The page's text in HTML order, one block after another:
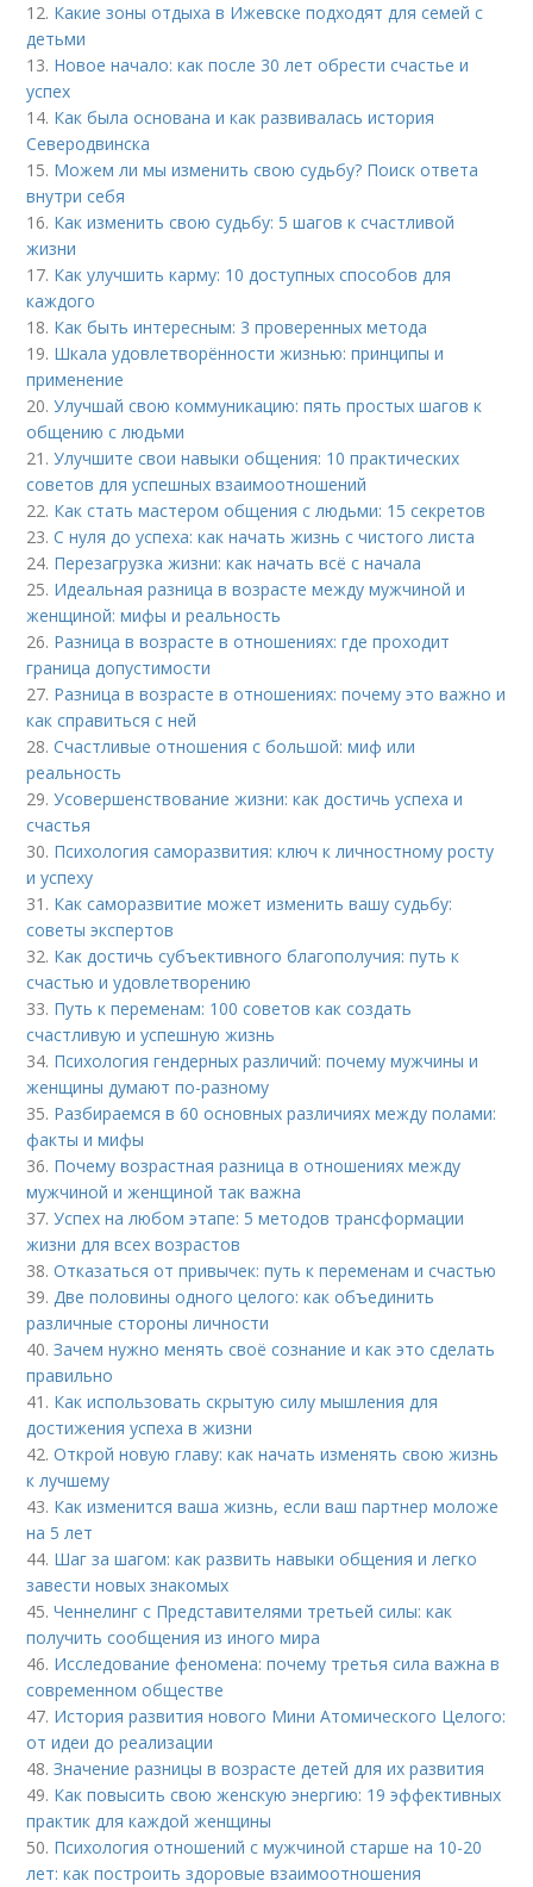
12. Какие зоны отдыха в Ижевске подходят для семей с
детьми
13. Новое начало: как после 30 лет обрести счастье и
успех
14. Как была основана и как развивалась история
Северодвинска
15. Можем ли мы изменить свою судьбу? Поиск ответа
внутри себя
16. Как изменить свою судьбу: 5 шагов к счастливой
жизни
17. Как улучшить карму: 10 доступных способов для
каждого
18. Как быть интересным: 3 проверенных метода
19. Шкала удовлетворённости жизнью: принципы и
применение
20.Улучшай свою коммуникацию: пять простых шагов к
общению с людьми
21.Улучшите свои навыки общения: 10 практических
советов для успешных взаимоотношений
22. Как стать мастером общения с людьми: 15 секретов
23.С нуля до успеха: как начать жизнь с чистого листа
24. Перезагрузка жизни: как начать всё с начала
25. Идеальная разница в возрасте между мужчиной и
женщиной: мифы и реальность
26. Разница в возрасте в отношениях: где проходит
граница допустимости
27. Разница в возрасте в отношениях: почему это важно и
как справиться с ней
28.Счастливые отношения с большой: миф или
реальность
29.Усовершенствование жизни: как достичь успеха и
счастья
30. Психология саморазвития: ключ к личностному росту
и успеху
31. Как саморазвитие может изменить вашу судьбу:
советы экспертов
32. Как достичь субъективного благополучия: путь к
счастью и удовлетворению
33. Путь к переменам: 100 советов как создать
счастливую и успешную жизнь
34. Психология гендерных различий: почему мужчины и
женщины думают по-разному
35. Разбираемся в 60 основных различиях между полами:
факты и мифы
36. Почему возрастная разница в отношениях между
мужчиной и женщиной так важна
37.Успех на любом этапе: 5 методов трансформации
жизни для всех возрастов
38.Отказаться от привычек: путь к переменам и счастью
39.Две половины одного целого: как объединить
различные стороны личности
40.Зачем нужно менять своё сознание и как это сделать
правильно
41. Как использовать скрытую силу мышления для
достижения успеха в жизни
42.Открой новую главу: как начать изменять свою жизнь
к лучшему
43. Как изменится ваша жизнь, если ваш партнер моложе
на 5 лет
44. Шаг за шагом: как развить навыки общения и легко
завести новых знакомых
45.Ченнелинг с Представителями третьей силы: как
получить сообщения из иного мира
46. Исследование феномена: почему третья сила важна в
современном обществе
47. История развития нового Мини Атомического Целого:
от идеи до реализации
48.Значение разницы в возрасте детей для их развития
49. Как повысить свою женскую энергию: 19 эффективных
практик для каждой женщины
50. Психология отношений с мужчиной старше на 10-20
лет: как построить здоровые взаимоотношения